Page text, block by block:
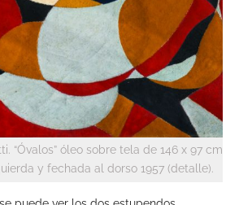
“Óvalos” óleo sobre tela de 146 x 97 cm
y fechada al dorso 1957 (detalle).